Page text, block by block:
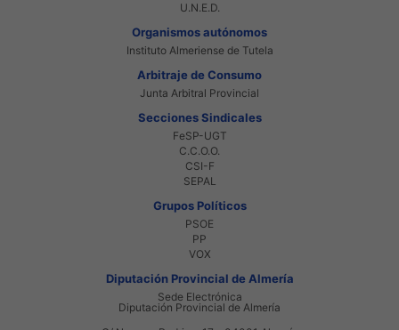
U.N.E.D.
Organismos autónomos
Instituto Almeriense de Tutela
Arbitraje de Consumo
Junta Arbitral Provincial
Secciones Sindicales
FeSP-UGT
C.C.O.O.
CSI-F
SEPAL
Grupos Políticos
PSOE
PP
VOX
Diputación Provincial de Almería
Sede Electrónica
Diputación Provincial de Almería